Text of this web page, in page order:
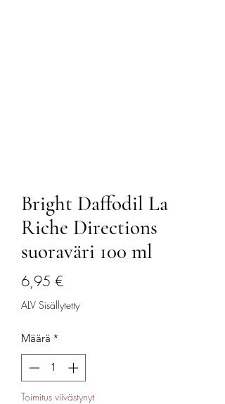
Bright Daffodil La
Riche Directions
suoraväri 100 ml
6,95 €Hinta
ALV Sisällytetty
Määrä *
Toimitus viivästynyt